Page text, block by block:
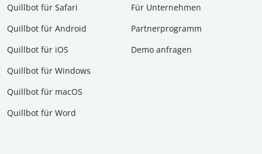
Quillbot für Safari
Quillbot für Android
Quillbot für iOS
Quillbot für Windows
Quillbot für macOS
Quillbot für Word
Für Unternehmen
Partnerprogramm
Demo anfragen